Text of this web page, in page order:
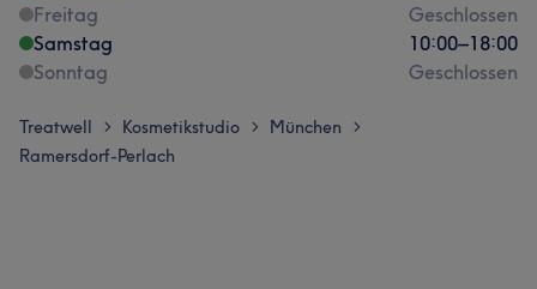
Freitag
Geschlossen
Samstag
10:00–18:00
Sonntag
Geschlossen
Treatwell > Kosmetikstudio > München >
Ramersdorf-Perlach